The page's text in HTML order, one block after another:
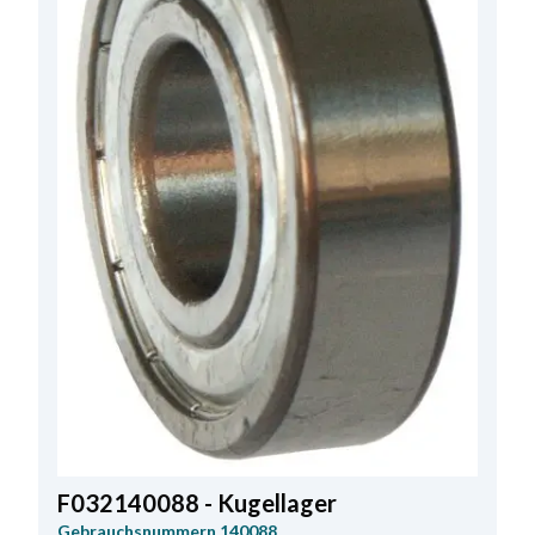
F032140088 - Kugellager
Gebrauchsnummern 140088